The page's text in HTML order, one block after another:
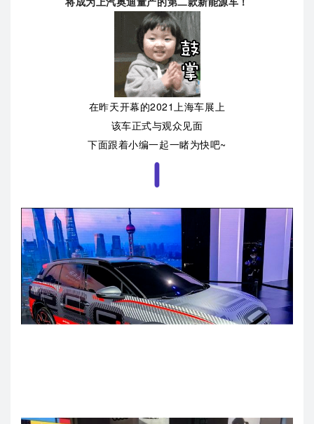
在昨天开幕的2021上海车展上
该车正式与观众见面
下面跟着小编一起一睹为快吧~